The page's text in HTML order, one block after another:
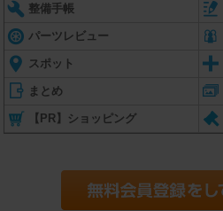
整備手帳
パーツレビュー
スポット
まとめ
【PR】ショッピング